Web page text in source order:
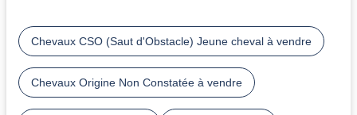
Chevaux CSO (Saut d'Obstacle) Jeune cheval à vendre
Chevaux Origine Non Constatée à vendre